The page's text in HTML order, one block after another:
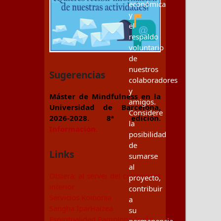
Sugerencias
Máster de Mindfulness en la
Universidad de Barcelona,
2026-2028. 8ª edición.
Información.
Links
Otsiera: al servei del creixement
interior
Servicios Koinonia
Sangha IparHaizea
económica
y
el
respaldo
voluntario
de
nuestros
colaboradores
y
amigos.
Considere
la
posibilidad
de
sumarse
al
proyecto,
contribuir
a
su